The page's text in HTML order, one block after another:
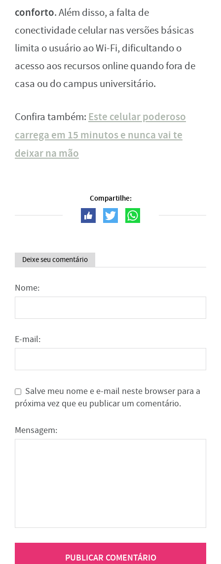
conforto. Além disso, a falta de
conectividade celular nas versões básicas
limita o usuário ao Wi-Fi, dificultando o
acesso aos recursos online quando fora de
casa ou do campus universitário.
Confira também: Este celular poderoso
carrega em 15 minutos e nunca vai te
deixar na mão
Compartilhe:
Deixe seu comentário
Nome:
E-mail:
Salve meu nome e e-mail neste browser para a
próxima vez que eu publicar um comentário.
Mensagem: